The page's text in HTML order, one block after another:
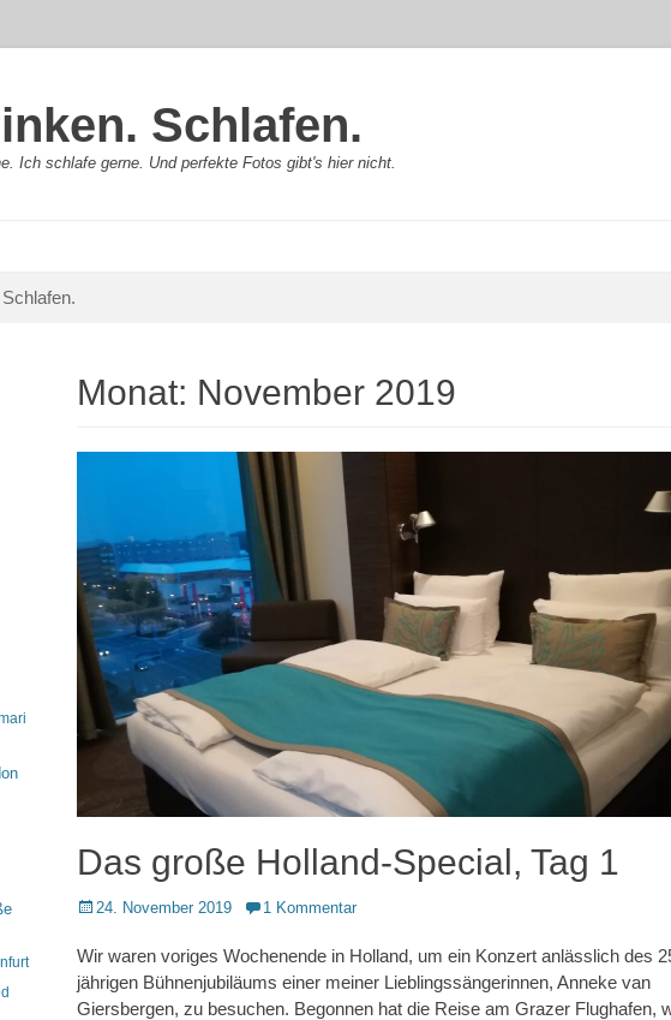
Schlafen.
Ich schlafe gerne. Und perfekte Fotos gibt's hier nicht.
Schlafen.
Monat: November 2019
Das große Holland-Special, Tag 1
Posted
24. November 2019 1 Kommentar
Wir waren voriges Wochenende in Holland, um ein Konzert anlässlich des
jährigen Bühnenjubiläums einer meiner Lieblingssängerinnen, Anneke van
Giersbergen, zu besuchen. Begonnen hat die Reise am Grazer Flughafen,